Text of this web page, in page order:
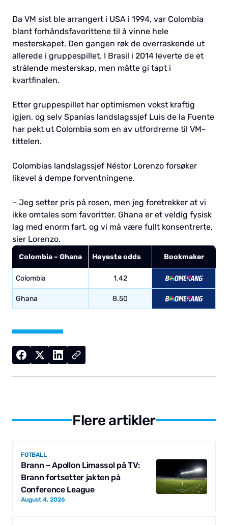
Da VM sist ble arrangert i USA i 1994, var Colombia
blant forhåndsfavorittene til å vinne hele
mesterskapet. Den gangen røk de overraskende ut
allerede i gruppespillet. I Brasil i 2014 leverte de et
strålende mesterskap, men måtte gi tapt i
kvartfinalen.
Etter gruppespillet har optimismen vokst kraftig
igjen, og selv Spanias landslagssjef Luis de la Fuente
har pekt ut Colombia som en av utfordrerne til VM-
tittelen.
Colombias landslagssjef Néstor Lorenzo forsøker
likevel å dempe forventningene.
– Jeg setter pris på rosen, men jeg foretrekker at vi
ikke omtales som favoritter. Ghana er et veldig fysisk
lag med enorm fart, og vi må være fullt konsentrerte,
sier Lorenzo.
Colombia – Ghana Høyeste odds Bookmaker
Colombia 1.42
Ghana 8.50
Flere artikler
FOTBALL
Brann – Apollon Limassol på TV:
Brann fortsetter jakten på
Conference League
August 4, 2026